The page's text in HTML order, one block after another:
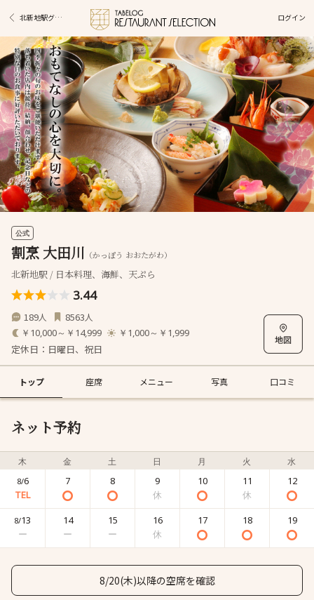
北新地駅グルメ ログイン
公式
割烹 大田川 （かっぽう おおたがわ）
北新地駅 / 日本料理、海鮮、天ぷら
3.44
189人 8563人
￥10,000～￥14,999 ￥1,000～￥1,999
定休日：日曜日、祝日
トップ 座席 メニュー 写真 口コミ
ネット予約
木 金 土 日 月 火 水
8/6 7 8 9 10 11 12
8/13 14 15 16 17 18 19
8/20(木)以降の空席を確認